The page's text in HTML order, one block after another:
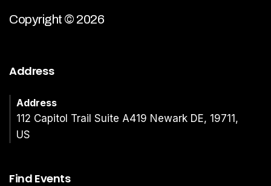
Copyright © 2026
Address
Address
112 Capitol Trail Suite A419 Newark DE, 19711,
US
Find Events